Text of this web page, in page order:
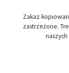
Zakaz
zastrzeżone.